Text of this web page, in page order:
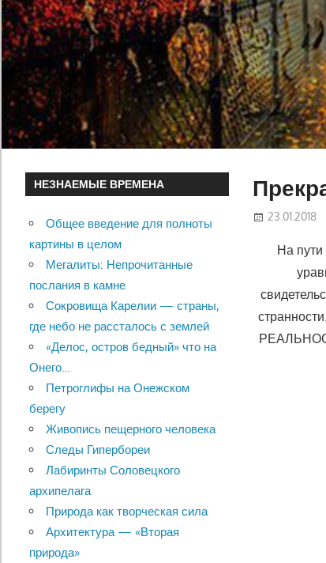
23.01.2018
На
НЕЗНАЕМЫЕ ВРЕМЕНА
Общее введение для полноты
картины в целом
Мегалиты: Непрочитанные
послания в камне
Сокровища Карелии — страны,
где небо не рассталось с землей
«Делос, остров бедный» что на
Онего…
Петроглифы на Онежском
берегу
Живопись пещерного человека
Следы Гипербореи
Лабиринты Соловецкого
архипелага
Природа как творческая сила
Архитектура — «Вторая
природа»